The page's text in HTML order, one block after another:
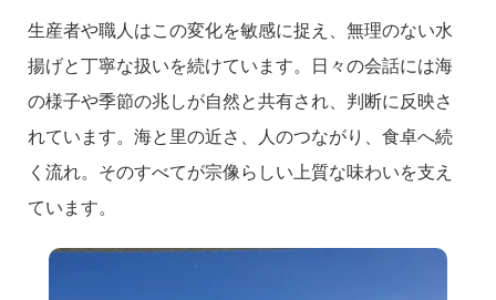
生産者や職人はこの変化を敏感に捉え、無理のない水
揚げと丁寧な扱いを続けています。日々の会話には海
の様子や季節の兆しが自然と共有され、判断に反映さ
れています。海と里の近さ、人のつながり、食卓へ続
く流れ。そのすべてが宗像らしい上質な味わいを支え
ています。